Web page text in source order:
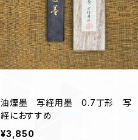
油煙墨 写経用墨 0.7丁形 写
経におすすめ
¥3,850